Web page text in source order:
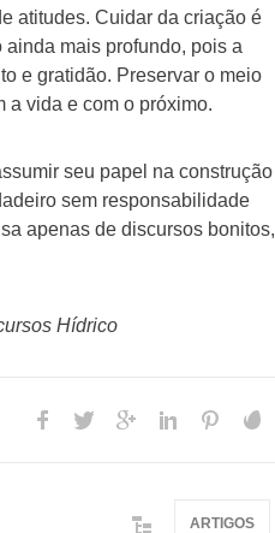
atitudes. Cuidar da criação é
mais profundo, pois a
e gratidão. Preservar o meio
a vida e com o próximo.
seu papel na construção
sem responsabilidade
apenas de discursos bonitos,
Hídrico
ARTIGOS